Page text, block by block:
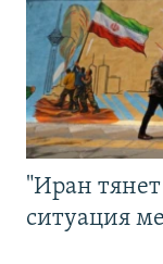
"Иран тянет
ситуация